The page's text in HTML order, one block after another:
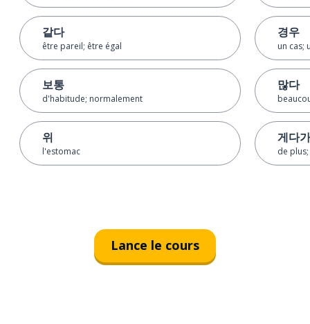
같다
être pareil; être égal
보통
d'habitude; normalement
위
l'estomac
경우
un cas;
많다
게다가
de
Lance le cours